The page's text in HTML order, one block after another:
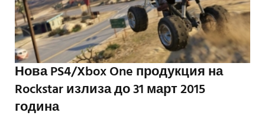
Нова PS4/Xbox One продукция на
Rockstar излиза до 31 март 2015
година